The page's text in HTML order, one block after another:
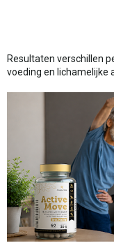
Resultaten verschillen
voeding en lichamelijke